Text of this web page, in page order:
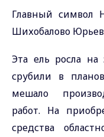
Главный символ
Шихобалово
Эта ель росла на
срубили в
мешало
работ. На
средства